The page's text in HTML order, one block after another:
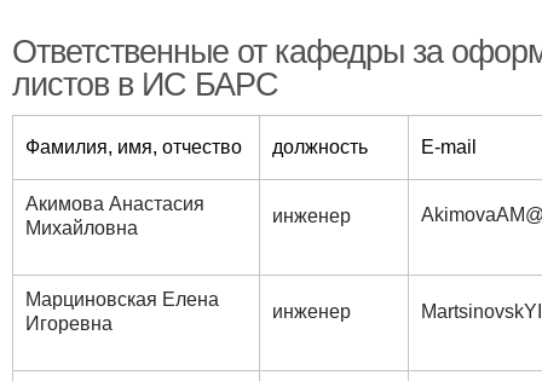
Ответственные от кафедры за
листов в ИС БАРС
Фамилия, имя, отчество должность E-mail
Акимова Анастасия
Михайловна
инженер
Марциновская Елена
Игоревна
инженер